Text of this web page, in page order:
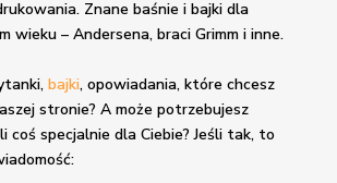
Znane baśnie i bajkidla
wieku – Andersena, braci Grimm i inne.
bajki, opowiadania, które chcesz
stronie? A może potrzebujesz
coś specjalnie dla Ciebie? Jeśli tak, to